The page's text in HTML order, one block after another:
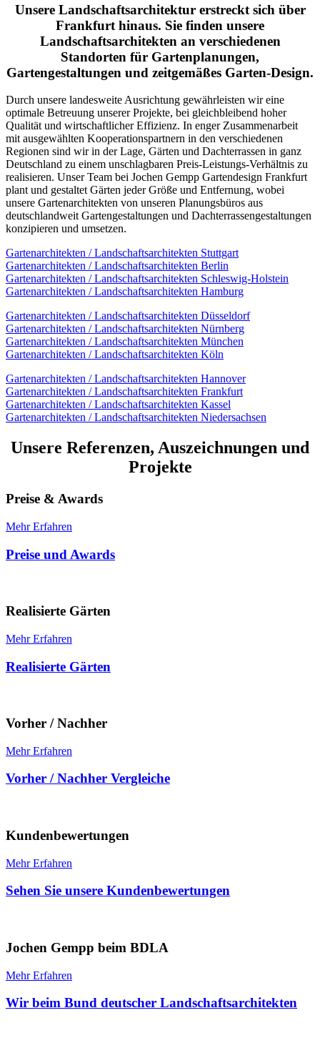
Unsere Landschaftsarchitektur erstreckt sich über
Frankfurt hinaus. Sie finden unsere
Landschaftsarchitekten an verschiedenen
Standorten für Gartenplanungen,
Gartengestaltungen und zeitgemäßes Garten-Design.
Durch unsere landesweite Ausrichtung gewährleisten wir eine
optimale Betreuung unserer Projekte, bei gleichbleibend hoher
Qualität und wirtschaftlicher Effizienz. In enger Zusammenarbeit
mit ausgewählten Kooperationspartnern in den verschiedenen
Regionen sind wir in der Lage, Gärten und Dachterrassen in ganz
Deutschland zu einem unschlagbaren Preis-Leistungs-Verhältnis zu
realisieren. Unser Team bei Jochen Gempp Gartendesign Frankfurt
plant und gestaltet Gärten jeder Größe und Entfernung, wobei
unsere Gartenarchitekten von unseren Planungsbüros aus
deutschlandweit Gartengestaltungen und Dachterrassengestaltungen
konzipieren und umsetzen.
Gartenarchitekten / Landschaftsarchitekten Stuttgart
Gartenarchitekten / Landschaftsarchitekten Berlin
Gartenarchitekten / Landschaftsarchitekten Schleswig-Holstein
Gartenarchitekten / Landschaftsarchitekten Hamburg
Gartenarchitekten / Landschaftsarchitekten Düsseldorf
Gartenarchitekten / Landschaftsarchitekten Nürnberg
Gartenarchitekten / Landschaftsarchitekten München
Gartenarchitekten / Landschaftsarchitekten Köln
Gartenarchitekten / Landschaftsarchitekten Hannover
Gartenarchitekten / Landschaftsarchitekten Frankfurt
Gartenarchitekten / Landschaftsarchitekten Kassel
Gartenarchitekten / Landschaftsarchitekten Niedersachsen
Unsere Referenzen, Auszeichnungen und
Projekte
Preise & Awards
Mehr Erfahren
Preise und Awards
Realisierte Gärten
Mehr Erfahren
Realisierte Gärten
Vorher / Nachher
Mehr Erfahren
Vorher / Nachher Vergleiche
Kunden­bewertungen
Mehr Erfahren
Sehen Sie unsere Kundenbewertungen
Jochen Gempp beim BDLA
Mehr Erfahren
Wir beim Bund deutscher Landschaftsarchitekten